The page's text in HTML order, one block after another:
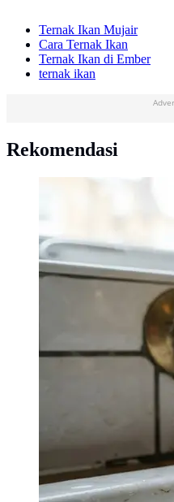
Ternak Ikan Mujair
Cara Ternak Ikan
Ternak Ikan di Ember
ternak ikan
Rekomendasi